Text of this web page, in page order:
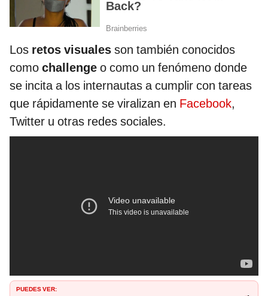
Los retos visuales son también conocidos
como challenge o como un fenómeno donde
se incita a los internautas a cumplir con tareas
que rápidamente se viralizan en Facebook,
Twitter u otras redes sociales.
PUEDES VER: